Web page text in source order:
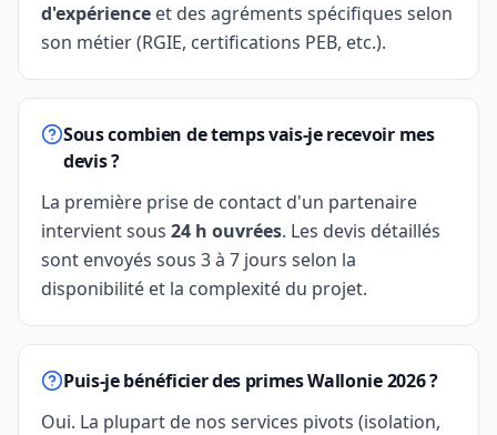
d'expérience et des agréments spécifiques selon
son métier (RGIE, certifications PEB, etc.).
Sous combien de temps vais-je recevoir mes
devis ?
La première prise de contact d'un partenaire
intervient sous 24 h ouvrées. Les devis détaillés
sont envoyés sous 3 à 7 jours selon la
disponibilité et la complexité du projet.
Puis-je bénéficier des primes Wallonie 2026 ?
Oui. La plupart de nos services pivots (isolation,